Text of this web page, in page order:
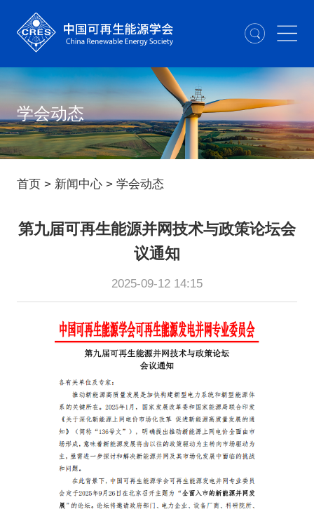
学会动态
首页> 新闻中心> 学会动态
第九届可再生能源并网技术与政策论坛会
议通知
2025-09-12 14:15